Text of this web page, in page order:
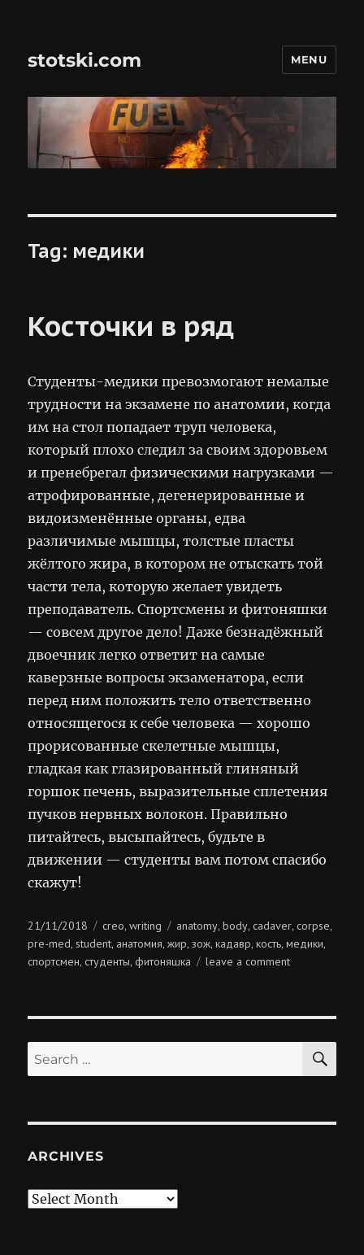
stotski.com MENU
Tag: медики
Косточки в ряд
Студенты-медики превозмогают немалые
трудности на экзамене по анатомии, когда
им на стол попадает труп человека,
который плохо следил за своим здоровьем
и пренебрегал физическими нагрузками —
атрофированные, дегенерированные и
видоизменённые органы, едва
различимые мышцы, толстые пласты
жёлтого жира, в котором не отыскать той
части тела, которую желает увидеть
преподаватель. Спортсмены и фитоняшки
— совсем другое дело! Даже безнадёжный
двоечник легко ответит на самые
каверзные вопросы экзаменатора, если
перед ним положить тело ответственно
относящегося к себе человека — хорошо
прорисованные скелетные мышцы,
гладкая как глазированный глиняный
горшок печень, выразительные сплетения
пучков нервных волокон. Правильно
питайтесь, высыпайтесь, будьте в
движении — студенты вам потом спасибо
скажут!
Posted
on
21/11/2018 Categories
creo,writing Tags
anatomy,body,cadaver,corpse,
pre-med, student, анатомия,жир,зож,кадавр,кость,медики,
спортсмен,студенты,фитоняшка leave a commenton
ряд
Search
for:
ARCHIVES
Archives